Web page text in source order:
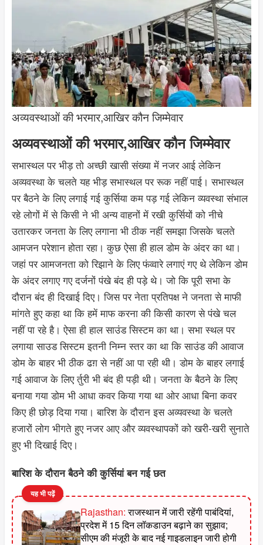
अव्यवस्थाओं की भरमार,आखिर कौन जिम्मेवार
अव्यवस्थाओं की भरमार,आखिर कौन जिम्मेवार
सभास्थल पर भीड़ तो अच्छी खासी संख्या में नजर आई लेकिन
अव्यवस्था के चलते यह भीड़ सभास्थल पर रूक नहीं पाई। सभास्थल
पर बैठने के लिए लगाई गई कुर्सिया कम पड़ गई लेकिन व्यवस्था संभाल
रहे लोगों में से किसी ने भी अन्य वाहनों में रखी कुर्सियों को नीचे
उतारकर जनता के लिए लगाना भी ठीक नहीं समझा जिसके चलते
आमजन परेशान होता रहा। कुछ ऐसा ही हाल डोम के अंदर का था।
जहां पर आमजनता को रिझाने के लिए फंव्वारे लगाएं गए थे लेकिन डोम
के अंदर लगाए गए दर्जनों पंखे बंद ही पड़े थे। जो कि पूरी सभा के
दौरान बंद ही दिखाई दिए। जिस पर नेता प्रतिपक्ष ने जनता से माफी
मांगते हुए कहा था कि हमें माफ करना की किसी कारण से पंखे चल
नहीं पा रहे है। ऐसा ही हाल साउंड सिस्टम का था। सभा स्थल पर
लगाया साउड सिस्टम इतनी निम्न स्तर का था कि साउंड की आवाज
डोम के बाहर भी ठीक ढग़ से नहीं आ पा रही थी। डोम के बाहर लगाई
गई आवाज के लिए र्तुरी भी बंद ही पड़ी थी। जनता के बैठने के लिए
बनाया गया डोम भी आधा कवर किया गया था ओर आधा बिना कवर
किए ही छोड़ दिया गया। बारिश के दौरान इस अव्यवस्था के चलते
हजारों लोग भीगते हुए नजर आए और व्यवस्थापकों को खरी-खरी सुनाते
हुए भी दिखाई दिए।
बारिश के दौरान बैठने की कुर्सियां बन गई छत
यह भी पढ़ें
Rajasthan:राजस्थान मेंं जारी रहेंगी पाबंदियां,
प्रदेश में 15 दिन लॉकडाउन बढ़ाने का सुझाव;
सीएम की मंजूरी के बाद नई गाइडलाइन जारी होगी